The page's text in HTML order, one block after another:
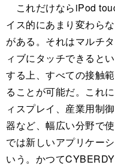
これだけならiPod
イス的にあまり変わら
がある。それはマルチ
ィブにタッチできると
する上、すべての接触
ることが可能だ。これ
ィスプレイ、産業用制
器など、幅広い分野で
では新しいアプリケー
いう。かつて